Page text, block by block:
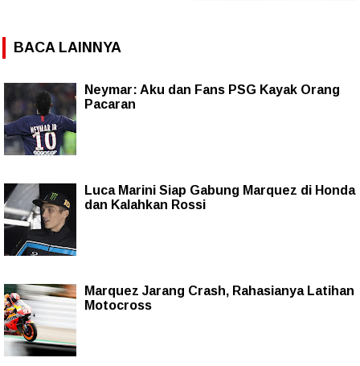
BACA LAINNYA
Neymar: Aku dan Fans PSG Kayak Orang
Pacaran
Luca Marini Siap Gabung Marquez di Honda
dan Kalahkan Rossi
Marquez Jarang Crash, Rahasianya Latihan
Motocross